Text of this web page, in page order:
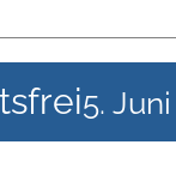
5. Juni